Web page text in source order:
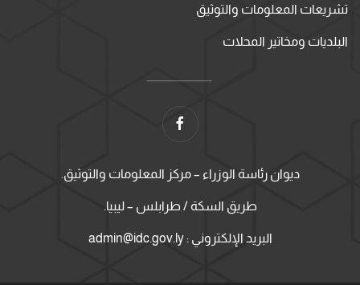
تشريعات المعلومات والتوثيق
البلديات ومخاتير المحلات
ديوان رئاسة الوزراء – مركز المعلومات والتوثيق.
طريق السكة / طرابلس – ليبيا.
البريد الإلكتروني : admin@idc.gov.ly